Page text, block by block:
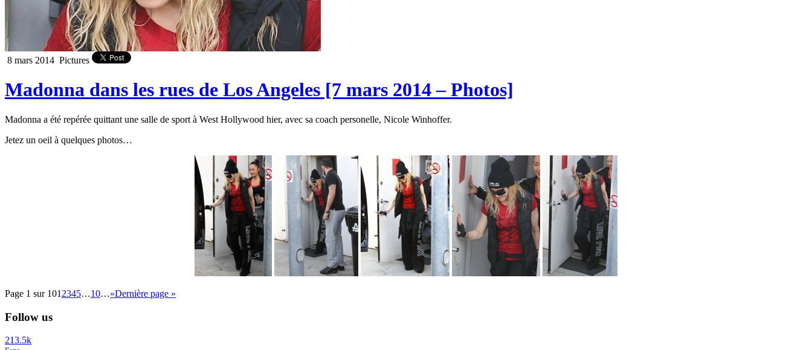
8 mars 2014 Pictures
Madonna dans les rues de Los Angeles [7 mars 2014 – Photos]
Madonna a été repérée quittant une salle de sport à West Hollywood hier, avec sa coach personelle, Nicole Winhoffer.
Jetez un oeil à quelques photos…
Page 1 sur 101 2345…10…»Dernière page »
Follow us
213.5k